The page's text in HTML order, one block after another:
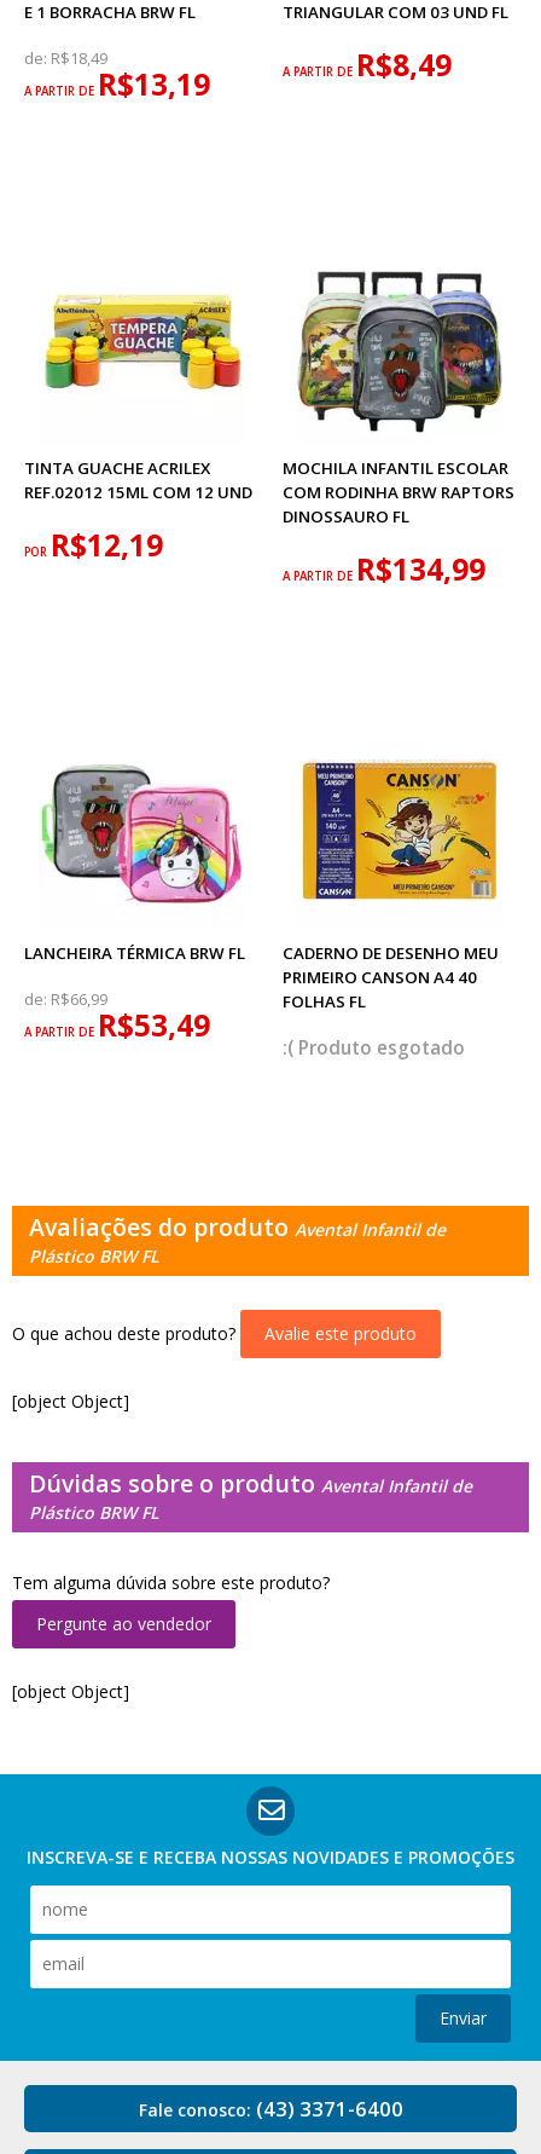
E 1 BORRACHA BRW FL
de: R$18,49
A PARTIR DE R$13,19
TRIANGULAR COM 03 UND FL
A PARTIR DE R$8,49
TINTA GUACHE ACRILEX
REF.02012 15ML COM 12 UND
POR R$12,19
MOCHILA INFANTIL ESCOLAR
COM RODINHA BRW RAPTORS
DINOSSAURO FL
A PARTIR DE R$134,99
LANCHEIRA TÉRMICA BRW FL
de: R$66,99
A PARTIR DE R$53,49
CADERNO DE DESENHO MEU
PRIMEIRO CANSON A4 40
FOLHAS FL
esgotado
Avaliações do produto Avental Infantil de
Plástico BRW FL
O que achou deste produto? Avalie este produto
[object Object]
Dúvidas sobre o produto Avental Infantil de
Plástico BRW FL
Tem alguma dúvida sobre este produto?
Pergunte ao vendedor
[object Object]
INSCREVA-SE E RECEBA NOSSAS NOVIDADES E PROMOÇÕES
Enviar
Fale conosco: (43) 3371-6400